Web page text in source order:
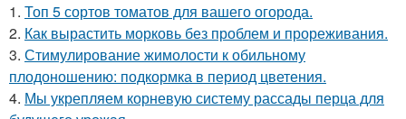
1. Топ 5 сортов томатов для вашего огорода.
2. Как вырастить морковь без проблем и прореживания.
3. Стимулирование жимолости к обильному
плодоношению: подкормка в период цветения.
4. Мы укрепляем корневую систему рассады перца для